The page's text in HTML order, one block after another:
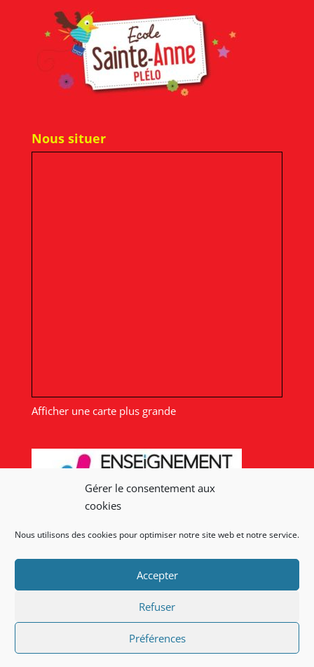
Gérer le consentement aux
cookies
Nous utilisons des cookies pour optimiser notre site web et notre service.
Accepter
Refuser
Préférences
Nous situer
Afficher une carte plus grande
Nos liens